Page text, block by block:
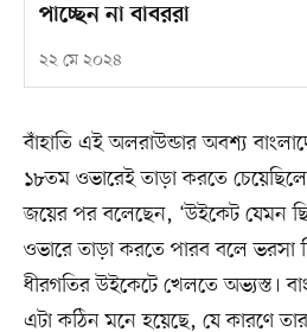
পাচ্ছেন না বাবররা
২২ মে ২০২৪
বাঁহাতি এই অলরাউন্ডার অবশ্য
১৮তম ওভারেই তাড়া করতে
জয়ের পর বলেছেন, ‘উইকেট যেমন
ওভারে তাড়া করতে পারব বলে
ধীরগতির উইকেটে খেলতে অভ্যস্ত।
এটা কঠিন মনে হয়েছে, যে কারণে